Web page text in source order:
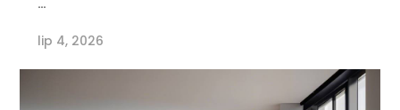
…
lip 4, 2026